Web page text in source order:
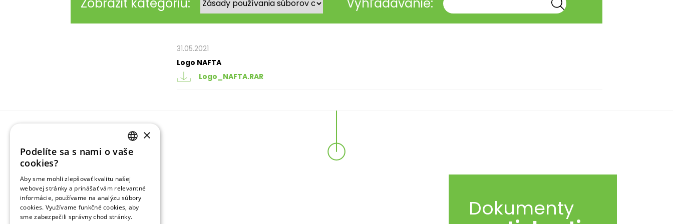
31.05.2021
Logo NAFTA
Logo_NAFTA.RAR
Dokumenty
SLOVAK
RUSSIAN
×
Podelíte sa s nami o vaše
cookies?
Aby sme mohli zlepšovať kvalitu našej
webovej stránky a prinášať vám relevantné
informácie, používame na analýzu súbory
cookies. Využívame funkčné cookies, aby
sme zabezpečili správny chod stránky.